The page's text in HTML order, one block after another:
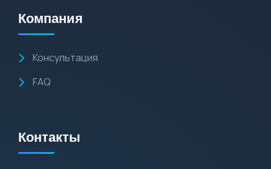
Компания
Консультация
FAQ
Контакты